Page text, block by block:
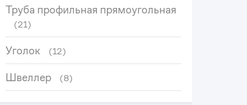
Труба профильная прямоугольная
(21)
Уголок (12)
Швеллер (8)